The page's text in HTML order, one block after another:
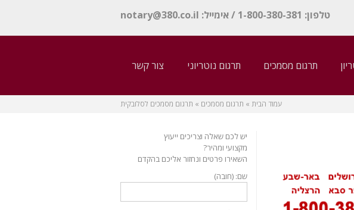
טלפון: 1-800-380-381 / אימייל: notary@380.co.il
תרגום מסמכים תרגום נוטריוני צור קשר
עמוד הבית » תרגום מסמכים » תרגום מסמכים לסלובקית
יש לכם שאלה וצריכים ייעוץ
מקצועי ומהיר?
השאירו פרטים ונחזור אליכם בהקדם
שם: (חובה)